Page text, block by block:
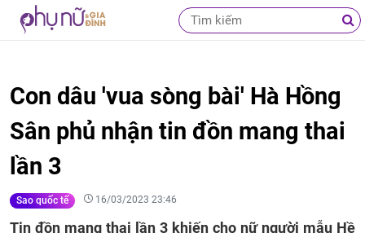
Con dâu 'vua sòng bài' Hà Hồng
Sân phủ nhận tin đồn mang thai
lần 3
Sao quốc tế 16/03/2023 23:46
Tin đồn mang thai lần 3 khiến cho nữ người mẫu Hề